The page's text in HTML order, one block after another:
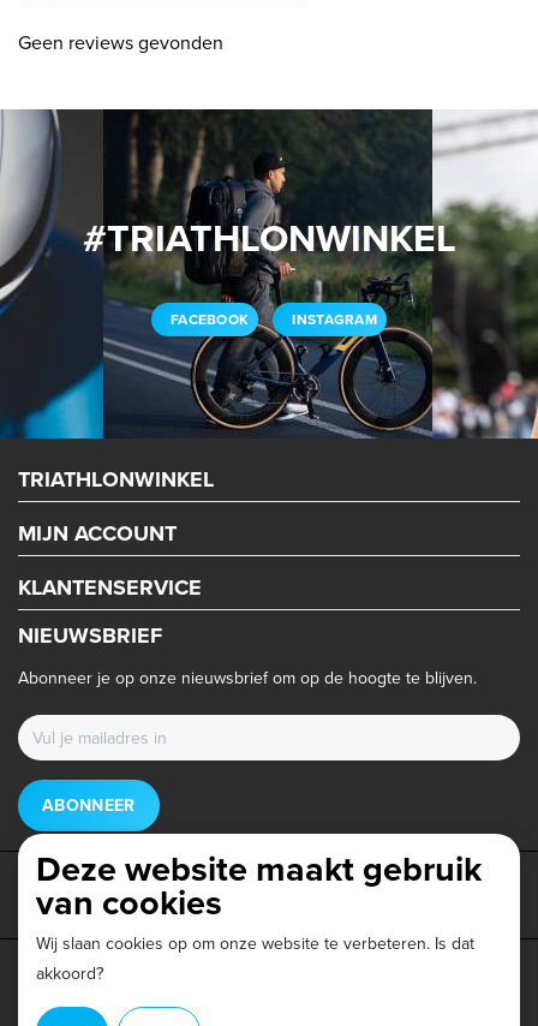
Geen reviews gevonden
#TRIATHLONWINKEL
FACEBOOK INSTAGRAM
TRIATHLONWINKEL
MIJN ACCOUNT
KLANTENSERVICE
NIEUWSBRIEF
Abonneer je op onze nieuwsbrief om op de hoogte te blijven.
ABONNEER
Privacy beleid
Deze website maakt gebruik
van cookies
Wij slaan cookies op om onze website te verbeteren. Is dat
akkoord?